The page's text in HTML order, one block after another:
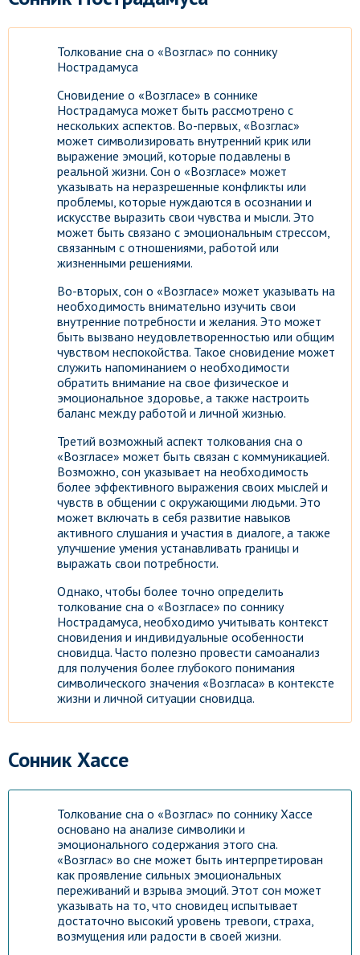
Толкование сна о «Возглас» по соннику
Нострадамуса
Сновидение о «Возгласе» в соннике
Нострадамуса может быть рассмотрено с
нескольких аспектов. Во-первых, «Возглас»
может символизировать внутренний крик или
выражение эмоций, которые подавлены в
реальной жизни. Сон о «Возгласе» может
указывать на неразрешенные конфликты или
проблемы, которые нуждаются в осознании и
искусстве выразить свои чувства и мысли. Это
может быть связано с эмоциональным стрессом,
связанным с отношениями, работой или
жизненными решениями.
Во-вторых, сон о «Возгласе» может указывать на
необходимость внимательно изучить свои
внутренние потребности и желания. Это может
быть вызвано неудовлетворенностью или общим
чувством неспокойства. Такое сновидение может
служить напоминанием о необходимости
обратить внимание на свое физическое и
эмоциональное здоровье, а также настроить
баланс между работой и личной жизнью.
Третий возможный аспект толкования сна о
«Возгласе» может быть связан с коммуникацией.
Возможно, сон указывает на необходимость
более эффективного выражения своих мыслей и
чувств в общении с окружающими людьми. Это
может включать в себя развитие навыков
активного слушания и участия в диалоге, а также
улучшение умения устанавливать границы и
выражать свои потребности.
Однако, чтобы более точно определить
толкование сна о «Возгласе» по соннику
Нострадамуса, необходимо учитывать контекст
сновидения и индивидуальные особенности
сновидца. Часто полезно провести самоанализ
для получения более глубокого понимания
символического значения «Возгласа» в контексте
жизни и личной ситуации сновидца.
Сонник Хассе
Толкование сна о «Возглас» по соннику Хассе
основано на анализе символики и
эмоционального содержания этого сна.
«Возглас» во сне может быть интерпретирован
как проявление сильных эмоциональных
переживаний и взрыва эмоций. Этот сон может
указывать на то, что сновидец испытывает
достаточно высокий уровень тревоги, страха,
возмущения или радости в своей жизни.